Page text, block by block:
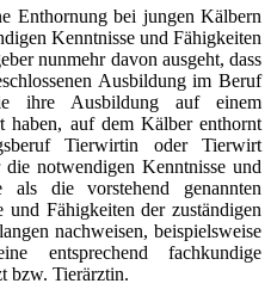
Enthornung bei jungen Kälbern
Kenntnisse und Fähigkeiten
nunmehr davon ausgeht, dass
Ausbildung im Beruf
ihre Ausbildung auf einem
haben, auf dem Kälber enthornt
Tierwirtin oder Tierwirt
notwendigen Kenntnisse und
die vorstehend genannten
und Fähigkeiten der zuständigen
nachweisen, beispielsweise
entsprechend fachkundige
bzw. Tierärztin.